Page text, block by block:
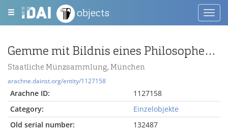
objects
Gemme mit Bildnis eines Philosophen im sokratischen Schema
Staatliche Münzsammlung, München
arachne.dainst.org/entity/1127158
Arachne ID:
1127158
Category:
Einzelobjekte
Old serial number:
132487